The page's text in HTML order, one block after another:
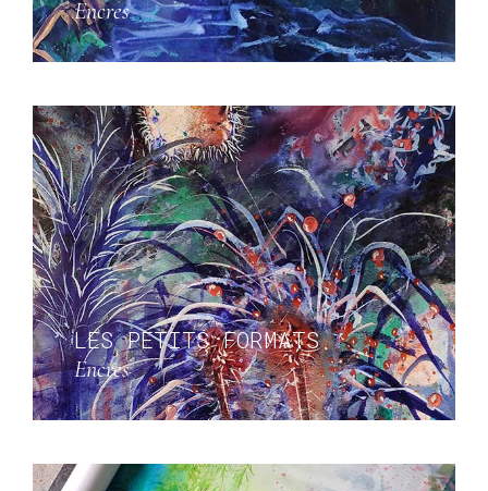
Encres
LES PETITS FORMATS
Encres